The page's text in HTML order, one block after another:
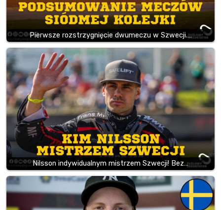
Pierwsze rozstrzygnięcie dwumeczu w Szwecji.…
Nilsson indywidualnym mistrzem Szwecji! Bez…